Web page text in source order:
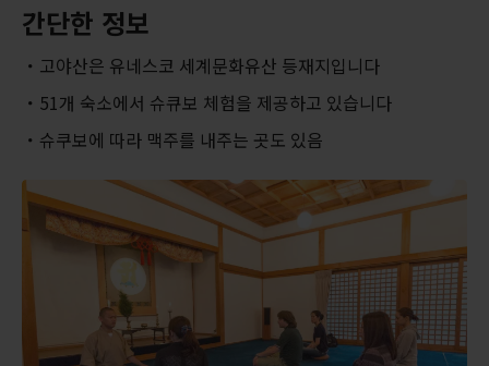
간단한 정보
고야산은 유네스코 세계문화유산 등재지입니다
51개 숙소에서 슈큐보 체험을 제공하고 있습니다
슈쿠보에 따라 맥주를 내주는 곳도 있음